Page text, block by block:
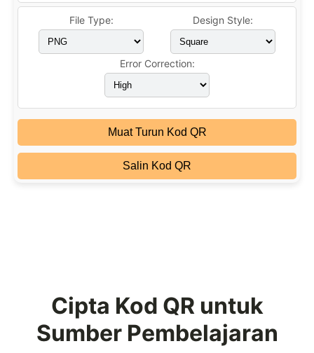
File Type: Design Style:
Error Correction:
Muat Turun Kod QR
Salin Kod QR
Cipta Kod QR untuk
Sumber Pembelajaran